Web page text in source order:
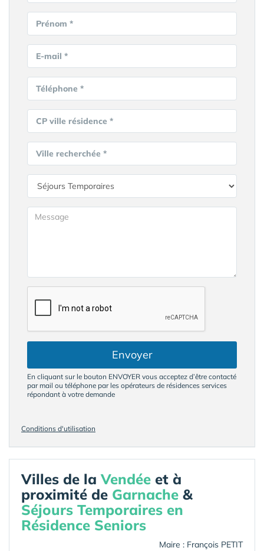
Prénom *
E-mail *
Téléphone *
CP ville résidence *
Ville recherchée *
Envoyer
En cliquant sur le bouton ENVOYER vous acceptez d’être contacté
par mail ou téléphone par les opérateurs de résidences services
répondant à votre demande
Conditions d'utilisation
Villes de laVendée et à
proximité de Garnache &
Séjours Temporaires en
Résidence Seniors
Maire : François PETIT